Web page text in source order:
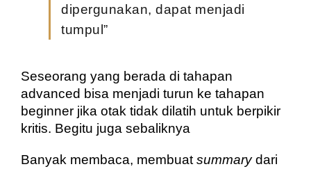
dipergunakan, dapat menjadi
tumpul”
Seseorang yang berada di tahapan
advanced bisa menjadi turun ke tahapan
beginner jika otak tidak dilatih untuk berpikir
kritis. Begitu juga sebaliknya
Banyak membaca, membuat summary dari